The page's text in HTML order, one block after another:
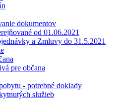
dokumentov
od 01.06.2021
a Zmluvy do 31.5.2021
pre občana
- potrebné doklady
služieb